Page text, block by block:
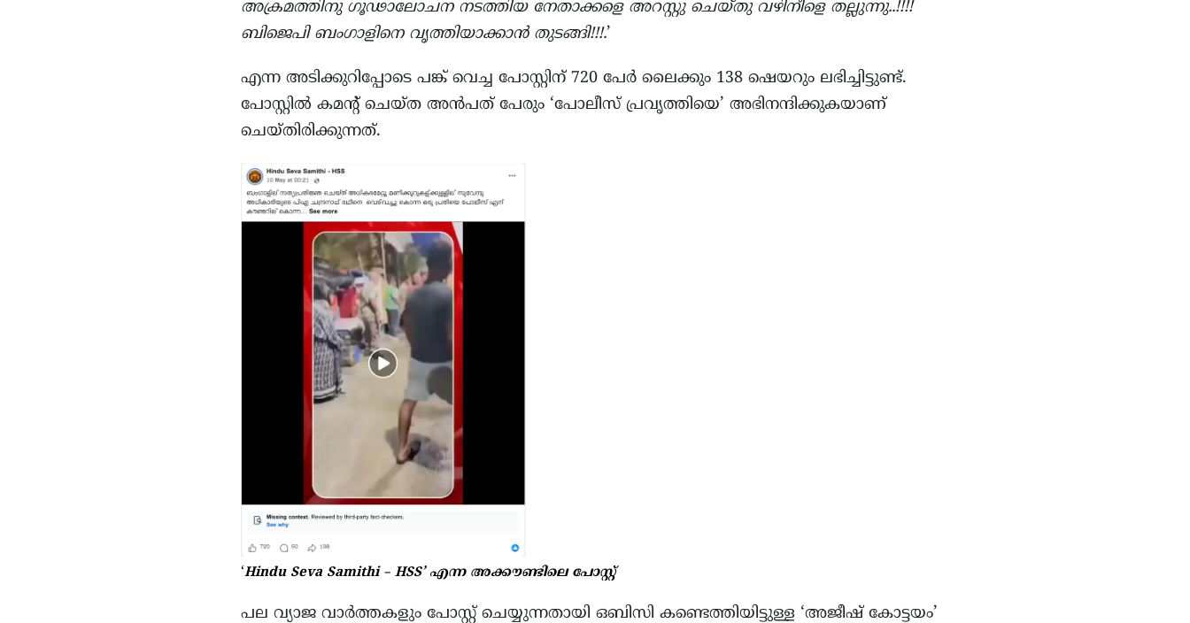
അക്രമത്തിനു ഗൂഢാലോചന നടത്തിയ നേതാക്കളെ അറസ്റ്റു ചെയ്തു വഴിനീളെ തല്ലുന്നു..!!!!
ബിജെപി ബംഗാളിനെ വൃത്തിയാക്കാൻ തുടങ്ങി!!!.’
എന്ന അടിക്കുറിപ്പോടെ പങ്ക് വെച്ച പോസ്റ്റിന് 720 പേർ ലൈക്കും 138 ഷെയറും ലഭിച്ചിട്ടുണ്ട്.
പോസ്റ്റിൽ കമന്റ് ചെയ്ത അൻപത് പേരും ‘പോലീസ് പ്രവൃത്തിയെ’ അഭിനന്ദിക്കുകയാണ്
ചെയ്തിരിക്കുന്നത്.
‘Hindu Seva Samithi – HSS’ എന്ന അക്കൗണ്ടിലെ പോസ്റ്റ്
പല വ്യാജ വാർത്തകളും പോസ്റ്റ് ചെയ്യുന്നതായി ഒബിസി കണ്ടെത്തിയിട്ടുള്ള ‘അജീഷ് കോട്ടയം’